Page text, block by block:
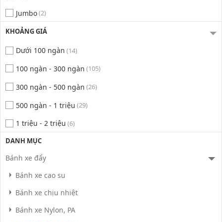
Jumbo(2)
KHOẢNG GIÁ
Dưới 100 ngàn (14)
100 ngàn - 300 ngàn (105)
300 ngàn - 500 ngàn (26)
500 ngàn - 1 triệu (29)
1 triệu - 2 triệu (6)
DANH MỤC
Bánh xe đẩy
Bánh xe cao su
Bánh xe chịu nhiệt
Bánh xe Nylon, PA